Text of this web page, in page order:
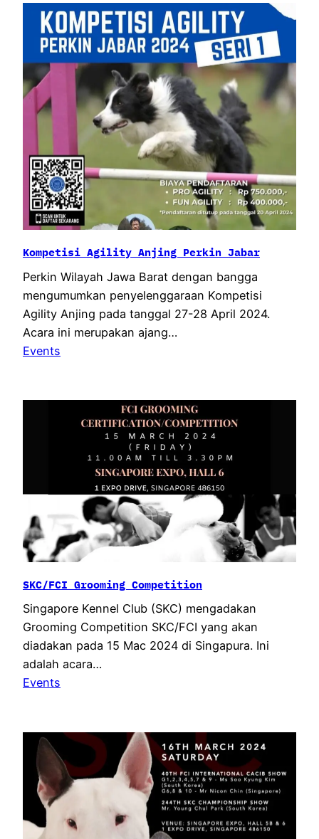
Kompetisi Agility Anjing Perkin Jabar
Perkin Wilayah Jawa Barat dengan bangga
mengumumkan penyelenggaraan Kompetisi
Agility Anjing pada tanggal 27-28 April 2024.
Acara ini merupakan ajang…
Events
SKC/FCI Grooming Competition
Singapore Kennel Club (SKC) mengadakan
Grooming Competition SKC/FCI yang akan
diadakan pada 15 Mac 2024 di Singapura. Ini
adalah acara…
Events